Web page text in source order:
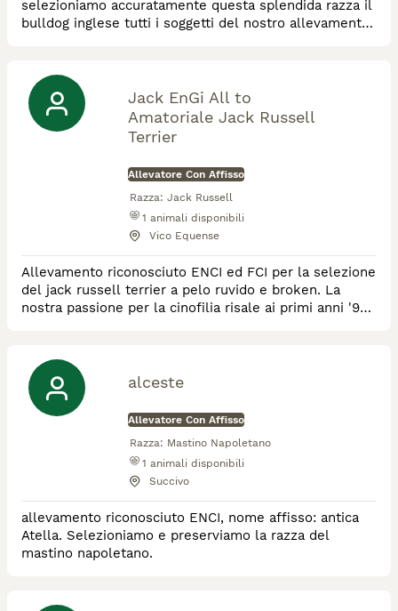
selezioniamo accuratamente questa splendida razza il
bulldog inglese tutti i soggetti del nostro allevamento
appuntamento
Jack EnGi All to
Amatoriale Jack Russell
Terrier
Allevatore Con Affisso
Razza: Jack Russell
1 animali disponibili
Vico Equense
Allevamento riconosciuto ENCI ed FCI per la selezione
del jack russell terrier a pelo ruvido e broken. La
nostra passione per la cinofilia risale ai primi anni '90,
Jack Russell è nato dalla necessità di dare una
compagnia ai nostri piccoli di casa, compagnia che
questa razza sa offrire egr
alceste
Allevatore Con Affisso
Razza: Mastino Napoletano
1 animali disponibili
Succivo
allevamento riconosciuto ENCI, nome affisso: antica
Atella. Selezioniamo e preserviamo la razza del
mastino napoletano.